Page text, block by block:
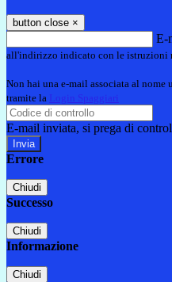
button close ×
E-
all'indirizzo indicato con le istruzioni
Non hai una e-mail associata al nome
tramite la Login Spaggiari
E-mail inviata, si prega di
Errore
Chiudi
Successo
Chiudi
Informazione
Chiudi